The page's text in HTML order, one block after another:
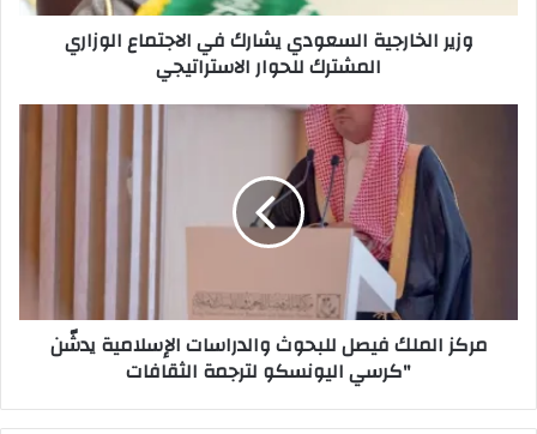
للحوار
الاستراتيجيوزير الخارجية السعودي يشارك في الاجتماع الوزاري
المشترك للحوار الاستراتيجي
والدراسات
الإسلامية
اليونسكو
لترجمةمركز الملك فيصل للبحوث والدراسات الإسلامية يدشّن
"كرسي اليونسكو لترجمة الثقافات